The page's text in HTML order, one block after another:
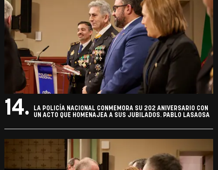
14.
LA POLICÍA NACIONAL CONMEMORA SU 202 ANIVERSARIO CON
UN ACTO QUE HOMENAJEA A SUS JUBILADOS. PABLO LASAOSA